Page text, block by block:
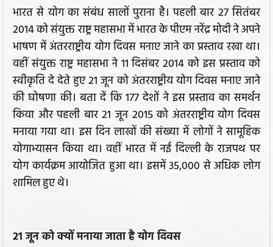
भारत से योग का संबंध सालों पुराना है। पहली बार 27 सितंबर
2014 को संयुक्त राष्ट्र महासभा में भारत के पीएम नरेंद्र मोदी ने अपने
भाषण में अंतरराष्ट्रीय योग दिवस मनाए जाने का प्रस्ताव रखा था।
वहीं संयुक्त राष्ट्र महासभा ने 11 दिसंबर 2014 को इस प्रस्ताव को
स्वीकृति दे देते हुए 21 जून को अंतरराष्ट्रीय योग दिवस मनाए जाने
की घोषणा की। बता दें कि 177 देशों ने इस प्रस्ताव का समर्थन
किया और पहली बार 21 जून 2015 को अंतरराष्ट्रीय योग दिवस
मनाया गया था। इस दिन लाखों की संख्या में लोगों ने सामूहिक
योगाभ्यासन किया था। वहीं भारत में नई दिल्ली के राजपथ पर
योग कार्यक्रम आयोजित हुआ था। इसमें 35,000 से अधिक लोग
शामिल हुए थे।
21 जून को क्यों मनाया जाता है योग दिवस